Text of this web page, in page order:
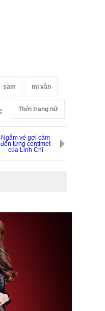
sam mi vân
Thời trang nữ
Ngắm vẻ gợi cảm
đến từng centimet
của Linh Chi